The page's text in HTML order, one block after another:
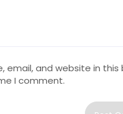
email, and website in this
I comment.